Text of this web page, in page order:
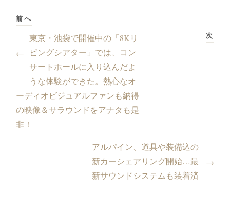
前へ
←
東京・池袋で開催中の「8Kリ
ビングシアター」では、コン
サートホールに入り込んだよ
うな体験ができた。熱心なオ
ーディオビジュアルファンも納得
の映像＆サラウンドをアナタも是
非！
次
アルパイン、道具や装備込の
新カーシェアリング開始…最
新サウンドシステムも装着済
→